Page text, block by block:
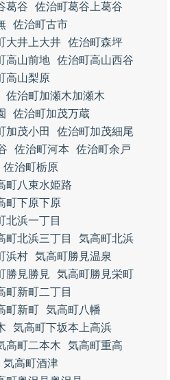
葛谷
佐治町葛谷上葛谷
佐治町古市
大井上大井 佐治町森坪
高山前地 佐治町高山西谷
高山梨原
佐治町加瀬木加瀬木
佐治町加茂万蔵
加茂小田
佐治町加茂細尾
佐治町河本
佐治町余戸
佐治町栃原
町八束水姫路
町下原下原
北浜一丁目
町北浜三丁目
気高町北浜
浜村 気高町勝見温泉
勝見勝見
気高町勝見栄町
町新町二丁目
町新町 気高町八幡
気高町下坂本上高浜
高町二本木
気高町重高
気高町酒津